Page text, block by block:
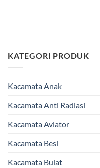
KATEGORI PRODUK
Kacamata Anak
Kacamata Anti Radiasi
Kacamata Aviator
Kacamata Besi
Kacamata Bulat